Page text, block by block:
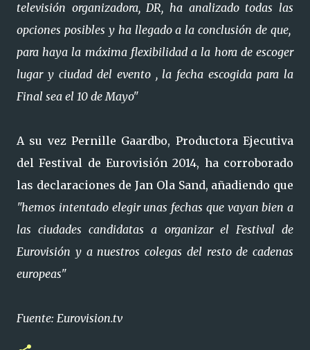
televisión organizadora, DR, ha analizado todas las
opciones posibles y ha llegado a la conclusión de que,
para haya la máxima flexibilidad a la hora de escoger
lugar y ciudad del evento , la fecha escogida para la
Final sea el 10 de Mayo"
A su vez Pernille Gaardbo, Productora Ejecutiva
del Festival de Eurovisión 2014, ha corroborado
las declaraciones de Jan Ola Sand, añadiendo que
"hemos intentado elegir unas fechas que vayan bien a
las ciudades candidatas a organizar el Festival de
Eurovisión y a nuestros colegas del resto de cadenas
europeas"
Fuente: Eurovision.tv